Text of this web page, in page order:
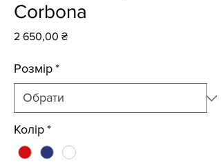
Corbona
2 650,00 ₴Ціна
Розмір *
Колір *